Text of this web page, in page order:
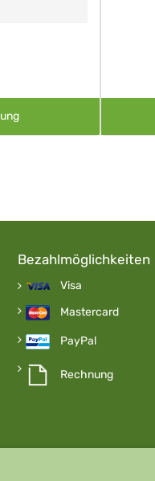
Bezahlmöglichkeiten
Visa
Mastercard
PayPal
Rechnung
Homöopathie GmbH